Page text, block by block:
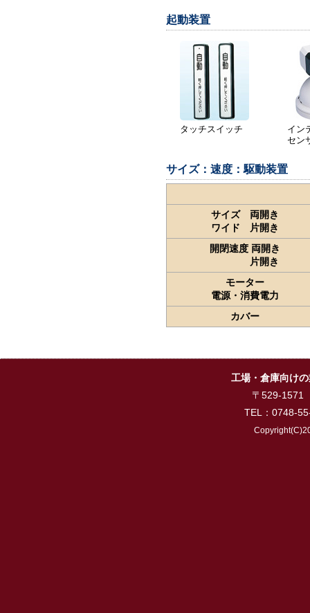
起動装置
タッチスイッチ
イン
セン
サイズ：速度：駆動装置
サイズ 両開き
ワイド 片開き
開閉速度 両開き
片開き
モーター
電源・消費電力
カバー
工場・倉庫向け
〒529-1571
TEL：0748-